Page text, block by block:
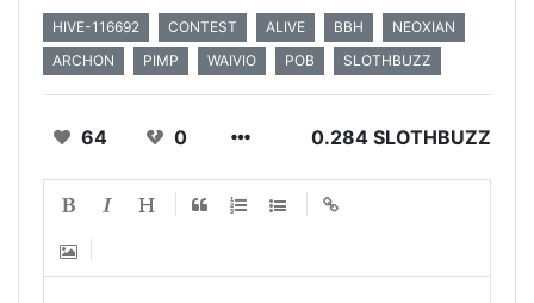
HIVE-116692 CONTEST ALIVE BBH
NEOXIAN
ARCHON
PIMP WAIVIO POB SLOTHBUZZ
64 0 0.284 SLOTHBUZZ